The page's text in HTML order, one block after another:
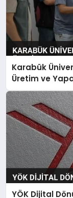
Karabük
Üretim ve
YÖK Dijital